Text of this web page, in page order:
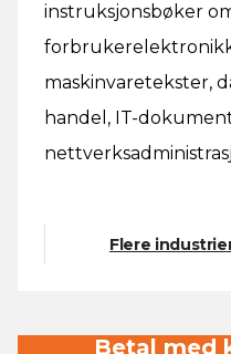
instruksjonsbøker
maskinvaretekster,
handel, IT-
Flere
Betal med